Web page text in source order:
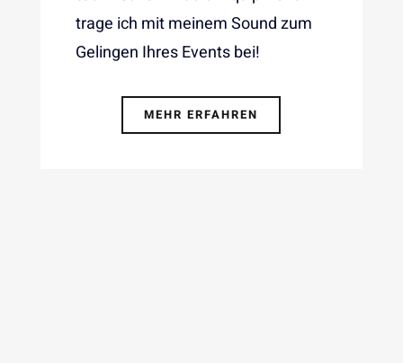
trage ich mit meinem Sound zum
Gelingen Ihres Events bei!
MEHR ERFAHREN